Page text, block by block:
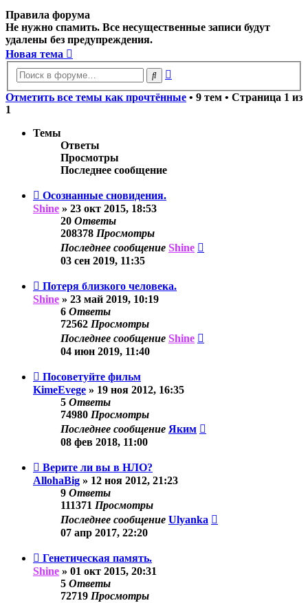
Правила форума
Не нужно спамить. Все несущественные записи будут
удалены без предупреждения.
Новая тема
Поиск
Отметить все темы как прочтённые • 9 тем • Страница 1 из
1
Темы
Ответы
Просмотры
Последнее сообщение
Осознанные сновидения.
Shine » 23 окт 2015, 18:53
20 Ответы
208378 Просмотры
Последнее сообщение Shine
03 сен 2019, 11:35
Потеря близкого человека.
Shine » 23 май 2019, 10:19
6 Ответы
72562 Просмотры
Последнее сообщение Shine
04 июн 2019, 11:40
Посоветуйте фильм
KimeEvege » 19 ноя 2012, 16:35
5 Ответы
74980 Просмотры
Последнее сообщение Яким
08 фев 2018, 11:00
Верите ли вы в НЛО?
AllohaBig » 12 ноя 2012, 21:23
9 Ответы
111371 Просмотры
Последнее сообщение Ulyanka
07 апр 2017, 22:20
Генетическая память.
Shine » 01 окт 2015, 20:31
5 Ответы
72719 Просмотры